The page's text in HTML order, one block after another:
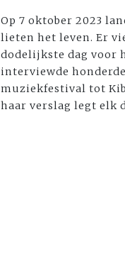
Op 7 oktober 2023
lieten het leven. Er
dodelijkste dag voor
interviewde
muziekfestival tot
haar verslag legt elk